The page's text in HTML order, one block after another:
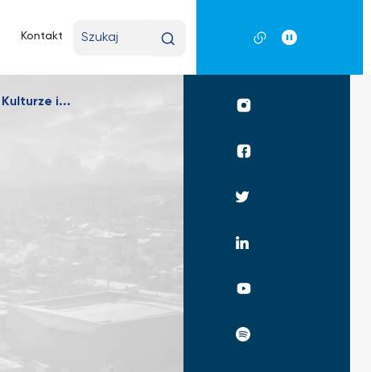
Kontakt
wyszukiwaną
i...
Profil
Profil
Profil
Profil
Linkedin
UKSW
UKSW